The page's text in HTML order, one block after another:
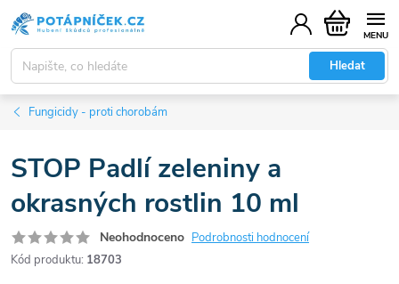
Přejít
na
obsah
Hledat
Nákupní
košík
Fungicidy - proti chorobám
STOP Padlí zeleniny a
okrasných rostlin 10 ml
Neohodnoceno Podrobnosti hodnocení
Kód produktu: 18703